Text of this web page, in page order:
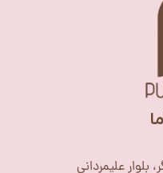
بلوار علیمردانی